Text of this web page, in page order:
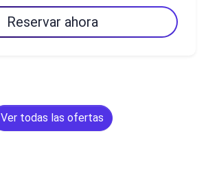
Reservar ahora
Ver todas las ofertas